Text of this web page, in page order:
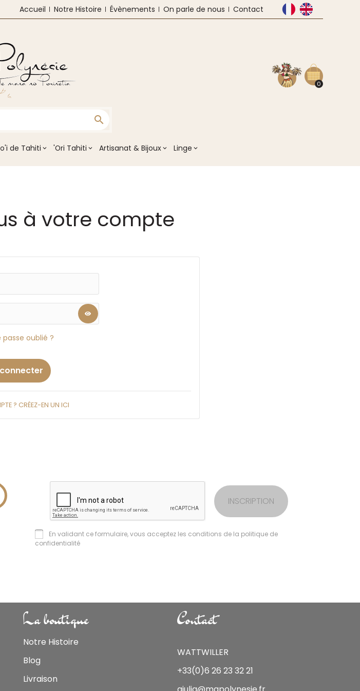
Accueil Notre Histoire Évènements On parle de nous Contact

0
de Tahiti 'Ori Tahiti Artisanat & Bijoux Linge
à votre compte
passe oublié ?
? CRÉEZ-EN UN ICI
INSCRIPTION
En validant ce formulaire, vous acceptez les conditions de la politique de
confidentialité
La boutique
Notre Histoire
Blog
Livraison
Contact
WATTWILLER
+33(0)6 26 23 32 21